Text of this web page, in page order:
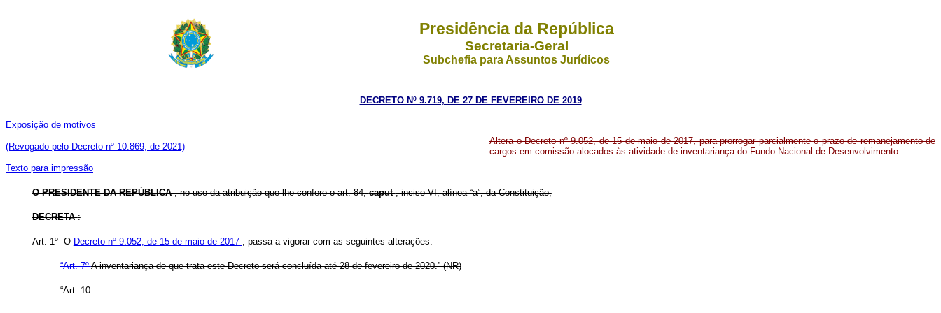
Presidência da República
Secretaria-Geral
Subchefia para Assuntos Jurídicos
DECRETO Nº 9.719, DE 27 DE FEVEREIRO DE 2019
Exposição de motivos
(Revogado pelo Decreto nº 10.869, de 2021)
Texto para impressão
Altera o Decreto nº 9.052, de 15 de maio de 2017, para prorrogar parcialmente o prazo de remanejamento de
cargos em comissão alocados às atividade de inventariança do Fundo Nacional de Desenvolvimento.
O PRESIDENTE DA REPÚBLICA, no uso da atribuição que lhe confere o art. 84,caput, inciso VI, alínea “a”, da Constituição,
DECRETA:
Art. 1º ODecreto nº 9.052, de 15 de maio de 2017, passa a vigorar com as seguintes alterações:
“Art. 7ºA inventariança de que trata este Decreto será concluída até 28 de fevereiro de 2020.” (NR)
“Art. 10. ......................................................................................................